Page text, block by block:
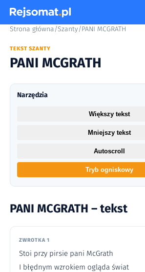
Strona główna/Szanty/PANI MCGRATH
TEKST SZANTY
PANI MCGRATH
PANI MCGRATH – tekst
ZWROTKA 1
Stoi przy pirsie pani McGrath
I błędnym wzrokiem ogląda świat
Narzędzia
Większy tekst
Mniejszy tekst
Autoscroll
Tryb ogniskowy